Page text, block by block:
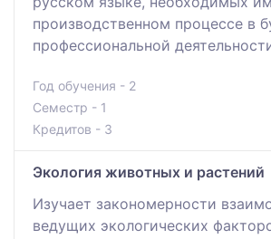
производственном процессе в
профессиональной
Год обучения - 2
Семестр - 1
Кредитов - 3
Экология животных и растений
Изучает закономерности
ведущих экологических